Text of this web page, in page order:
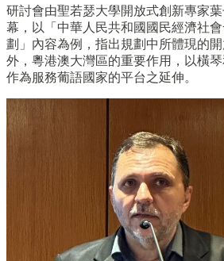
研討會由聖若瑟大學開放式創新專家
幕，以「中華人民共和國國民經濟社
劃」內容為例，指出規劃中所體現的
外，粵港澳大灣區的重要作用，以橫
作為服務葡語國家的平台之延伸。